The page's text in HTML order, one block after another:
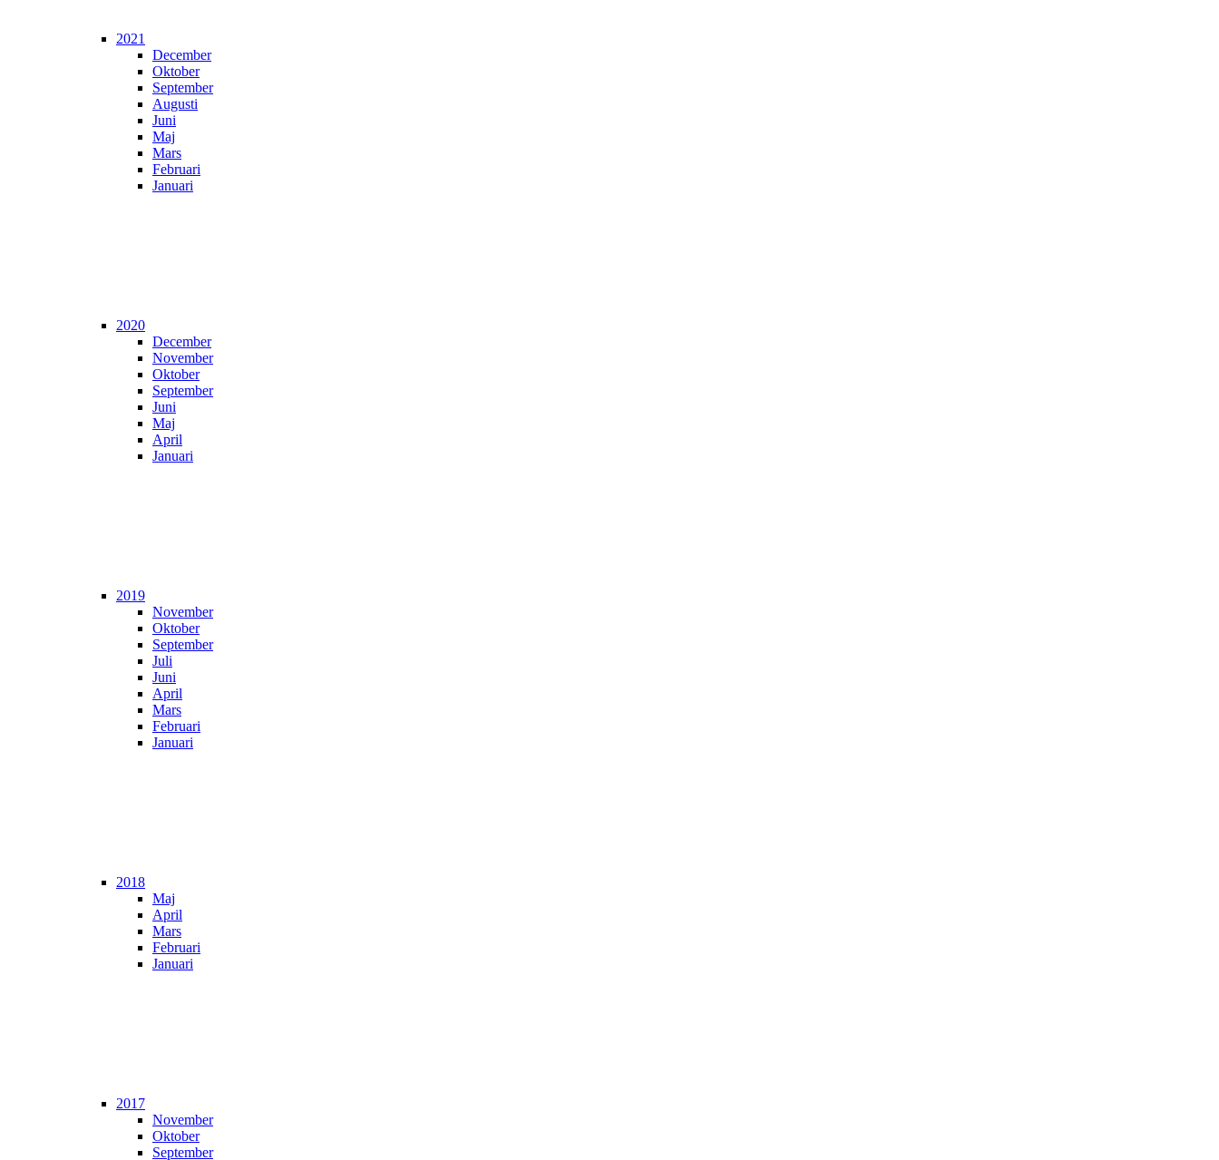
2021
December
Oktober
September
Augusti
Juni
Maj
Mars
Februari
Januari
2020
December
November
Oktober
September
Juni
Maj
April
Januari
2019
November
Oktober
September
Juli
Juni
April
Mars
Februari
Januari
2018
Maj
April
Mars
Februari
Januari
2017
November
Oktober
September